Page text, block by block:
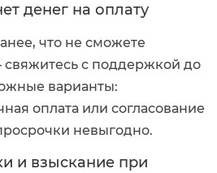
денег на оплату
что не сможете
свяжитесь с поддержкой до
варианты:
оплата или согласование
невыгодно.
и взыскание при